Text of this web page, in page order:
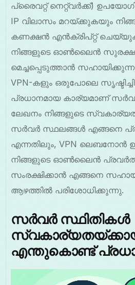
പ്രൈവറ്റ് നെറ്റ്‌വർക്ക്)
IP വിലാസം മറയ്ക്കുകയും
കണക്ഷൻ എൻക്രിപ്റ്റ്
നിങ്ങളുടെ ഓൺലൈൻ
മെച്ചപ്പെടുത്താൻ
VPN-കളും ഒരുപോലെ
പ്രധാനമായ കാര്യമാണ്
ലേഖനം നിങ്ങളുടെ
സർവർ സ്ഥലങ്ങൾ എങ്ങനെ
എന്നതിലും, VPN ലെബനോൻ
നിങ്ങളുടെ ഓൺലൈൻ
സംരക്ഷിക്കാൻ എങ്ങനെ
ആഴത്തിൽ പരിശോധിക്കുന്നു.
സർവർ സ്ഥിതികൾ
എന്തുകൊണ്ട്